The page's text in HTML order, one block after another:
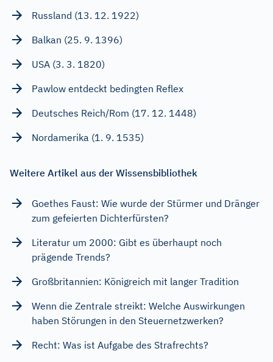
Russland (13. 12. 1922)
Balkan (25. 9. 1396)
USA (3. 3. 1820)
Pawlow entdeckt bedingten Reflex
Deutsches Reich/Rom (17. 12. 1448)
Nordamerika (1. 9. 1535)
Weitere Artikel aus der Wissensbibliothek
Goethes Faust: Wie wurde der Stürmer und Dränger
zum gefeierten Dichterfürsten?
Literatur um 2000: Gibt es überhaupt noch
prägende Trends?
Großbritannien: Königreich mit langer Tradition
Wenn die Zentrale streikt: Welche Auswirkungen
haben Störungen in den Steuernetzwerken?
Recht: Was ist Aufgabe des Strafrechts?